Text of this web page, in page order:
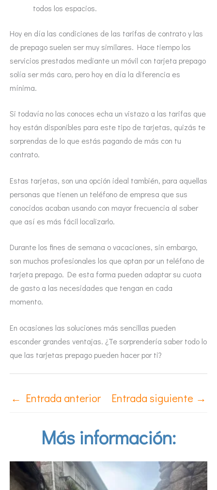
todos los espacios.
Hoy en día las condiciones de las tarifas de contrato y las
de prepago suelen ser muy similares. Hace tiempo los
servicios prestados mediante un móvil con tarjeta prepago
solía ser más caro, pero hoy en día la diferencia es
mínima.
Si todavía no las conoces echa un vistazo a las tarifas que
hoy están disponibles para este tipo de tarjetas, quizás te
sorprendas de lo que estás pagando de más con tu
contrato.
Estas tarjetas, son una opción ideal también, para aquellas
personas que tienen un teléfono de empresa que sus
conocidos acaban usando con mayor frecuencia al saber
que así es más fácil localizarlo.
Durante los fines de semana o vacaciones, sin embargo,
son muchos profesionales los que optan por un teléfono de
tarjeta prepago. De esta forma pueden adaptar su cuota
de gasto a las necesidades que tengan en cada
momento.
En ocasiones las soluciones más sencillas pueden
esconder grandes ventajas. ¿Te sorprendería saber todo lo
que las tarjetas prepago pueden hacer por ti?
← Entrada anterior Entrada siguiente →
Más información: